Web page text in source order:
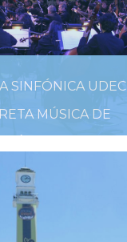
SINFÓNICA UDEC
MÚSICA DE
ENERO DE 2019